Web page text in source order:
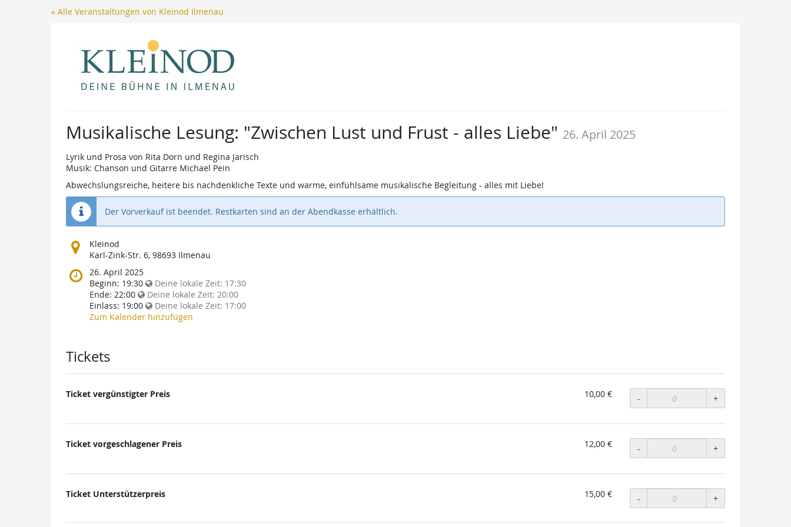
« Alle Veranstaltungen von Kleinod Ilmenau
Musikalische Lesung: "Zwischen Lust und Frust - alles Liebe" 26. April 2025
Lyrik und Prosa von Rita Dorn und Regina Jarisch
Musik: Chanson und Gitarre Michael Pein
Abwechslungsreiche, heitere bis nachdenkliche Texte und warme, einfühlsame musikalische Begleitung - alles mit Liebe!
Der Vorverkauf ist beendet. Restkarten sind an der Abendkasse erhältlich.
Wo
findet
Veranstaltung
statt?
Kleinod
Karl-Zink-Str. 6, 98693 Ilmenau
Wann
findet
diese
Veranstaltung
statt?
26. April 2025
Beginn: 19:30 Deine lokale Zeit: 17:30
Ende: 22:00 Deine lokale Zeit: 20:00
Einlass: 19:00 Deine lokale Zeit: 17:00
Zum Kalender hinzufügen
Tickets
Ticket vergünstigter Preis 10,00 € - +
Ticket vorgeschlagener Preis 12,00 € - +
Ticket Unterstützerpreis 15,00 € - +